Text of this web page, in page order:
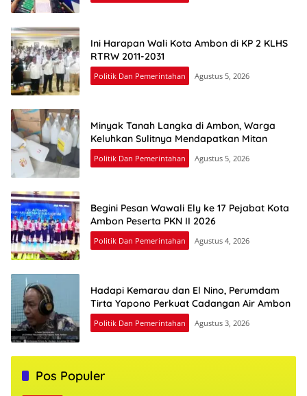
Ini Harapan Wali Kota Ambon di KP 2 KLHS
RTRW 2011-2031
Politik Dan Pemerintahan Agustus 5, 2026
Minyak Tanah Langka di Ambon, Warga
Keluhkan Sulitnya Mendapatkan Mitan
Politik Dan Pemerintahan Agustus 5, 2026
Begini Pesan Wawali Ely ke 17 Pejabat Kota
Ambon Peserta PKN II 2026
Politik Dan Pemerintahan Agustus 4, 2026
Hadapi Kemarau dan El Nino, Perumdam
Tirta Yapono Perkuat Cadangan Air Ambon
Politik Dan Pemerintahan Agustus 3, 2026
Pos Populer